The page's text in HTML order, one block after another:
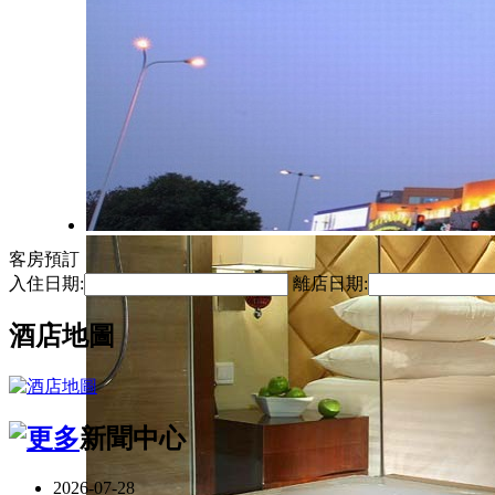
客房預訂
入住日期:
離店日期:
酒店地圖
新聞中心
2026-07-28